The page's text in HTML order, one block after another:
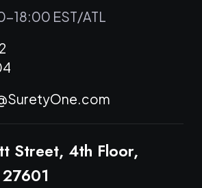
18:00 EST/ATL
Street, 4th Floor,